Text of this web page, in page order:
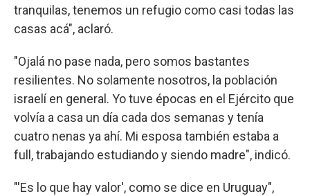
tranquilas, tenemos un refugio como casi todas las
casas acá", aclaró.
"Ojalá no pase nada, pero somos bastantes
resilientes. No solamente nosotros, la población
israelí en general. Yo tuve épocas en el Ejército que
volvía a casa un día cada dos semanas y tenía
cuatro nenas ya ahí. Mi esposa también estaba a
full, trabajando estudiando y siendo madre", indicó.
"'Es lo que hay valor', como se dice en Uruguay",